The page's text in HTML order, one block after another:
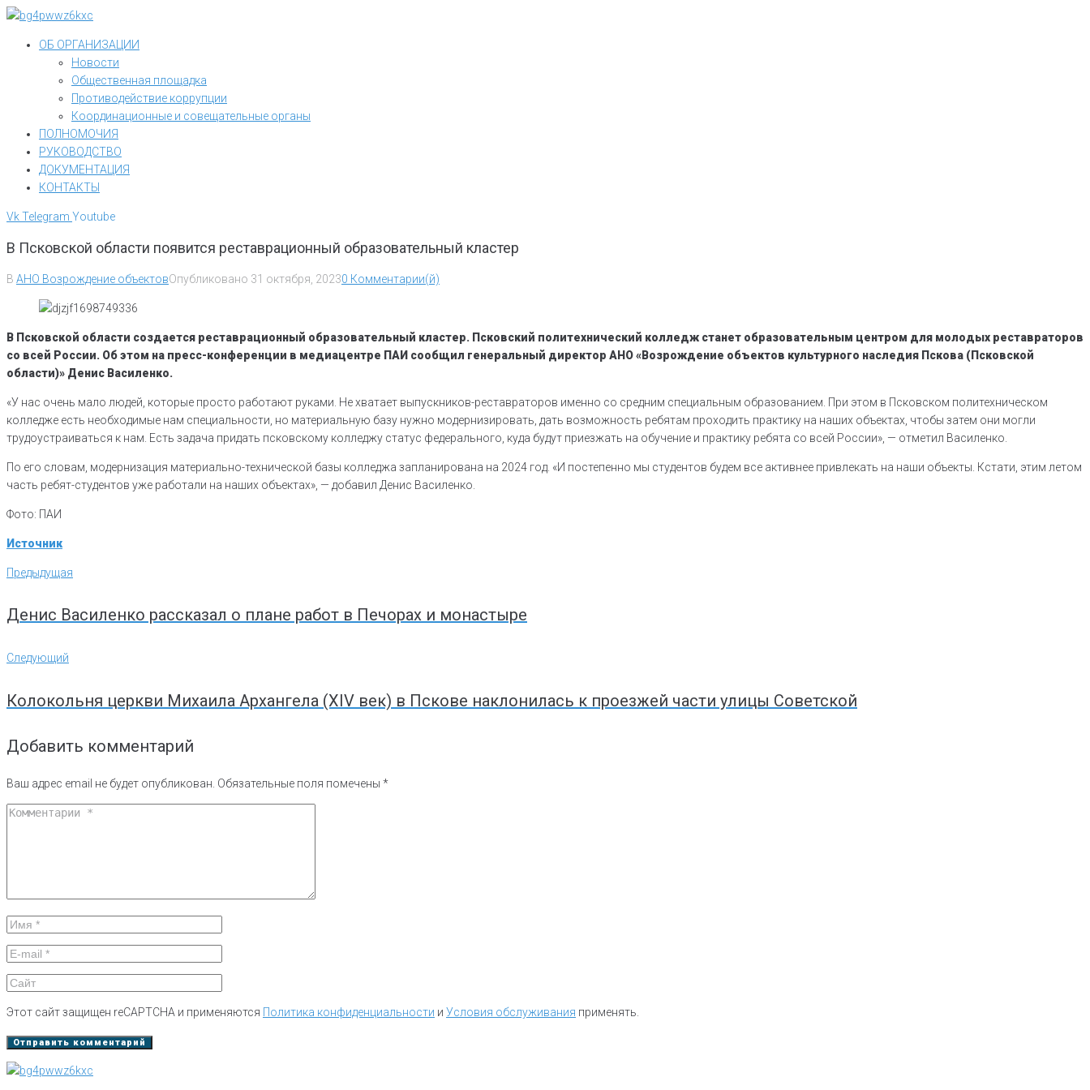
Перейти
контентуОБ ОРГАНИЗАЦИИ
Новости
Общественная площадка
Противодействие коррупции
Координационные и совещательные органы
ПОЛНОМОЧИЯ
РУКОВОДСТВО
ДОКУМЕНТАЦИЯ
КОНТАКТЫ
VkTelegram Youtube
В Псковской области появится реставрационный образовательный кластер
В АНО Возрождение объектовОпубликовано 31 октября, 20230 Комментарии(й)
В Псковской области создается реставрационный образовательный кластер. Псковский политехнический колледж станет образовательным центром для молодых реставраторов
со всей России. Об этом на пресс-конференции в медиацентре ПАИ сообщил генеральный директор АНО «Возрождение объектов культурного наследия Пскова (Псковской
области)» Денис Василенко.
«У нас очень мало людей, которые просто работают руками. Не хватает выпускников-реставраторов именно со средним специальным образованием. При этом в Псковском политехническом
колледже есть необходимые нам специальности, но материальную базу нужно модернизировать, дать возможность ребятам проходить практику на наших объектах, чтобы затем они могли
трудоустраиваться к нам. Есть задача придать псковскому колледжу статус федерального, куда будут приезжать на обучение и практику ребята со всей России», — отметил Василенко.
По его словам, модернизация материально-технической базы колледжа запланирована на 2024 год. «И постепенно мы студентов будем все активнее привлекать на наши объекты. Кстати, этим летом
часть ребят-студентов уже работали на наших объектах», — добавил Денис Василенко.
Фото: ПАИ
Источник
Навигация
записям
Предыдущая
Предыдущая
Денис Василенко рассказал о плане работ в Печорах и монастыре
Следующий
Следующий
Колокольня церкви Михаила Архангела (XIV век) в Пскове наклонилась к проезжей части улицы Советской
Добавить комментарий
Ваш адрес email не будет опубликован. Обязательные поля помечены *
Этот сайт защищен reCAPTCHA и применяются Политика конфиденциальности и Условия обслуживания применять.